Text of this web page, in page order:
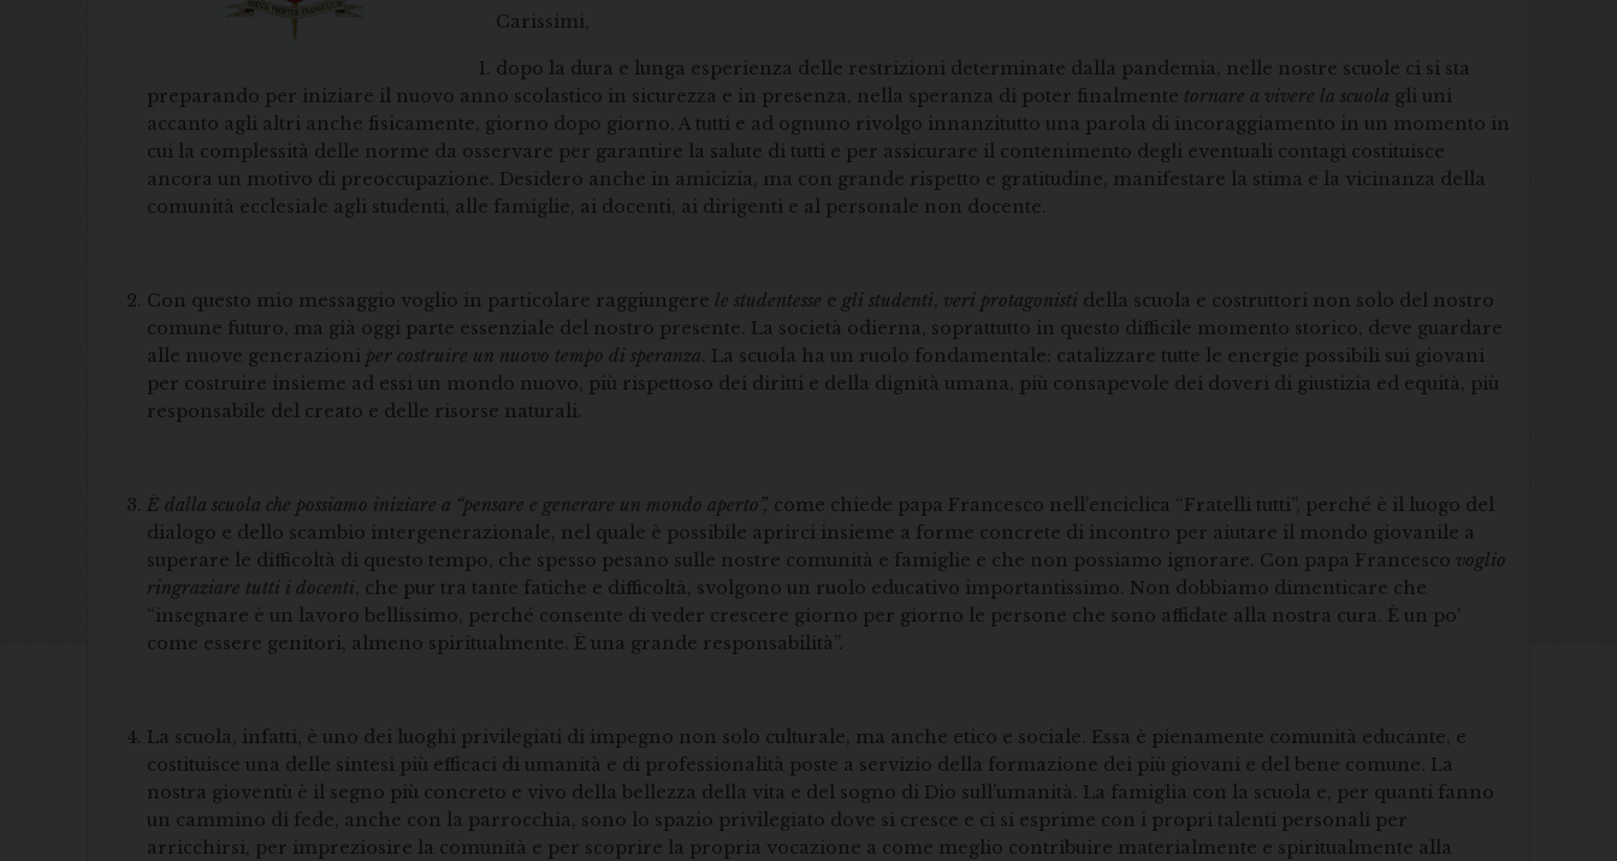
Carissimi,
dopo la dura e lunga esperienza delle restrizioni determinate dalla pandemia, nelle nostre scuole ci si sta
preparando per iniziare il nuovo anno scolastico in sicurezza e in presenza, nella speranza di poter finalmente tornare a vivere la scuola gli uni
accanto agli altri anche fisicamente, giorno dopo giorno. A tutti e ad ognuno rivolgo innanzitutto una parola di incoraggiamento in un momento in
cui la complessità delle norme da osservare per garantire la salute di tutti e per assicurare il contenimento degli eventuali contagi costituisce
ancora un motivo di preoccupazione. Desidero anche in amicizia, ma con grande rispetto e gratitudine, manifestare la stima e la vicinanza della
comunità ecclesiale agli studenti, alle famiglie, ai docenti, ai dirigenti e al personale non docente.
Con questo mio messaggio voglio in particolare raggiungere le studentesse e gli studenti, veri protagonisti della scuola e costruttori non solo del nostro
comune futuro, ma già oggi parte essenziale del nostro presente. La società odierna, soprattutto in questo difficile momento storico, deve guardare
alle nuove generazioni per costruire un nuovo tempo di speranza. La scuola ha un ruolo fondamentale: catalizzare tutte le energie possibili sui giovani
per costruire insieme ad essi un mondo nuovo, più rispettoso dei diritti e della dignità umana, più consapevole dei doveri di giustizia ed equità, più
responsabile del creato e delle risorse naturali.
È dalla scuola che possiamo iniziare a “pensare e generare un mondo aperto”, come chiede papa Francesco nell’enciclica “Fratelli tutti”, perché è il luogo del
dialogo e dello scambio intergenerazionale, nel quale è possibile aprirci insieme a forme concrete di incontro per aiutare il mondo giovanile a
superare le difficoltà di questo tempo, che spesso pesano sulle nostre comunità e famiglie e che non possiamo ignorare. Con papa Francesco voglio
ringraziare tutti i docenti, che pur tra tante fatiche e difficoltà, svolgono un ruolo educativo importantissimo. Non dobbiamo dimenticare che
“insegnare è un lavoro bellissimo, perché consente di veder crescere giorno per giorno le persone che sono affidate alla nostra cura. È un po’
come essere genitori, almeno spiritualmente. È una grande responsabilità”.
La scuola, infatti, è uno dei luoghi privilegiati di impegno non solo culturale, ma anche etico e sociale. Essa è pienamente comunità educante, e
costituisce una delle sintesi più efficaci di umanità e di professionalità poste a servizio della formazione dei più giovani e del bene comune. La
nostra gioventù è il segno più concreto e vivo della bellezza della vita e del sogno di Dio sull’umanità. La famiglia con la scuola e, per quanti fanno
un cammino di fede, anche con la parrocchia, sono lo spazio privilegiato dove si cresce e ci si esprime con i propri talenti personali per
arricchirsi, per impreziosire la comunità e per scoprire la propria vocazione a come meglio contribuire materialmente e spiritualmente alla